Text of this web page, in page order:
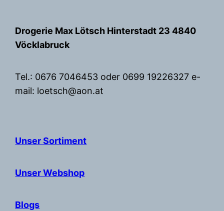
springen
Drogerie Max Lötsch Hinterstadt 23 4840
Vöcklabruck
Tel.: 0676 7046453 oder 0699 19226327 e-
mail: loetsch@aon.at
Unser Sortiment
Unser Webshop
Blogs